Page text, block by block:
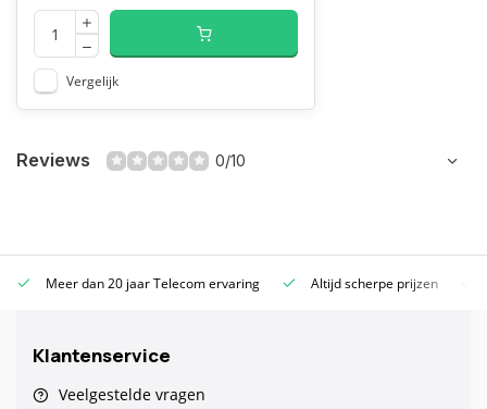
Vergelijk
Reviews 0/10
Meer dan 20 jaar Telecom ervaring Altijd scherpe prijzen
Klantenservice
Veelgestelde vragen